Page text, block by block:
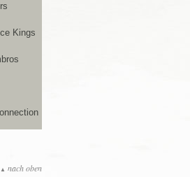
Kings
▲ nach oben